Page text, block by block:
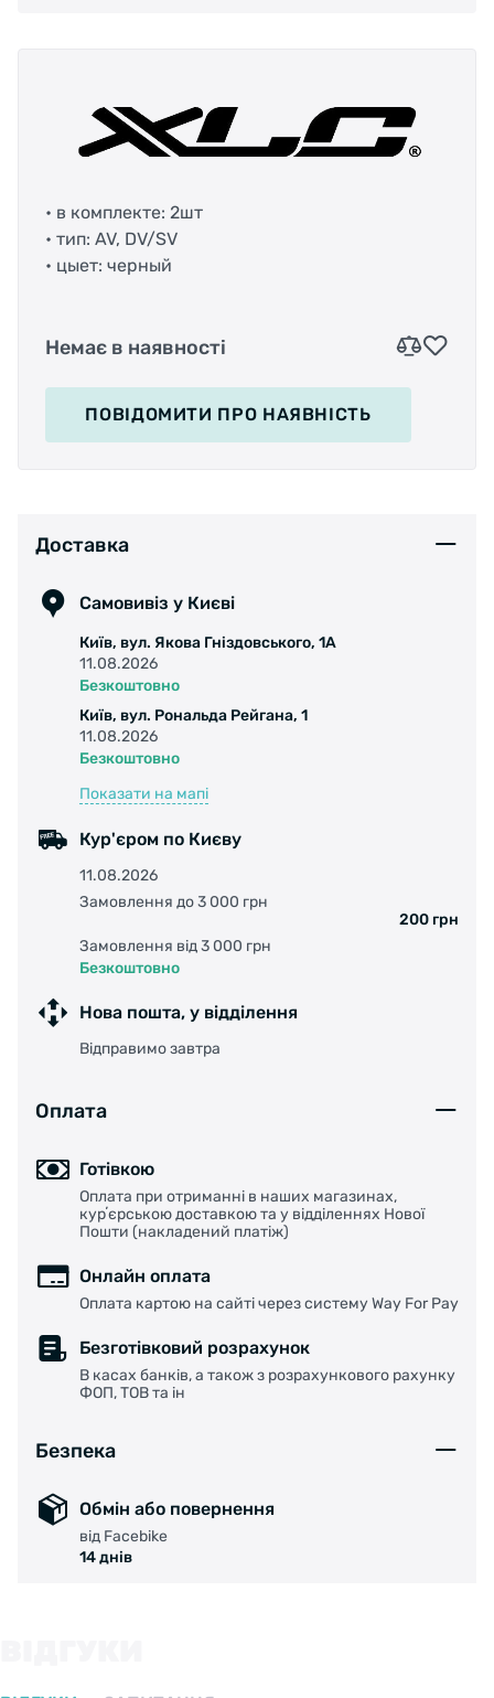
• в комплекте: 2шт
• тип: AV, DV/SV
• цыет: черный
Немає в наявності
ПОВІДОМИТИ ПРО НАЯВНІСТЬ
Доставка
Самовивіз у Києві
Київ, вул. Якова Гніздовського, 1А
11.08.2026
Безкоштовно
Київ, вул. Рональда Рейгана, 1
11.08.2026
Безкоштовно
Показати на мапі
Кур'єром по Києву
11.08.2026
Замовлення до 3 000 грн
200 грн
Замовлення від 3 000 грн
Безкоштовно
Нова пошта, у відділення
Відправимо завтра
Оплата
Готівкою
Оплата при отриманні в наших магазинах,
курʼєрською доставкою та у відділеннях Нової
Пошти (накладений платіж)
Онлайн оплата
Оплата картою на сайті через систему Way For Pay
Безготівковий розрахунок
В касах банків, а також з розрахункового рахунку
ФОП, ТОВ та ін
Безпека
Обмін або повернення
від Facebike
14 днів